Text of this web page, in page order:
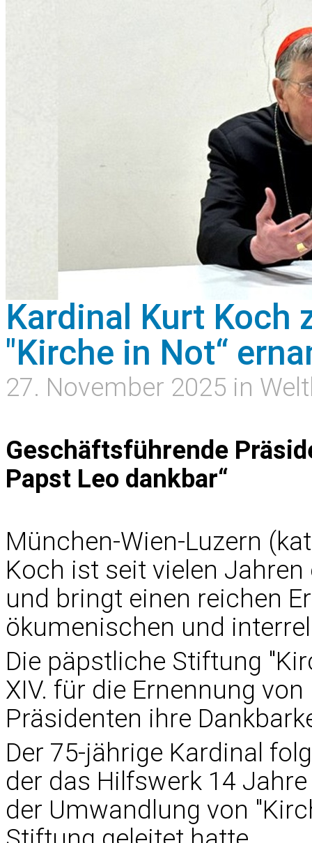
Kardinal Kurt Koch
"Kirche in Not“
27. November 2025 in
Geschäftsführende
Papst Leo dankbar“
München-Wien-Luzern
Koch ist seit vielen
und bringt einen reichen
ökumenischen und
Die päpstliche Stiftung
XIV. für die Ernennung
Präsidenten ihre
Der 75-jährige Kardinal
der das Hilfswerk 14
der Umwandlung von